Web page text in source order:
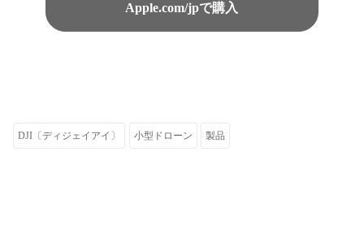
Apple.com/jpで購入
DJI〔ディジェイアイ〕 小型ドローン 製品